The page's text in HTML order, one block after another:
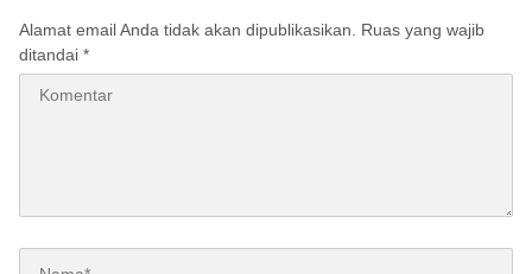
Alamat email Anda tidak akan dipublikasikan.
Ruas yang wajib
ditandai *